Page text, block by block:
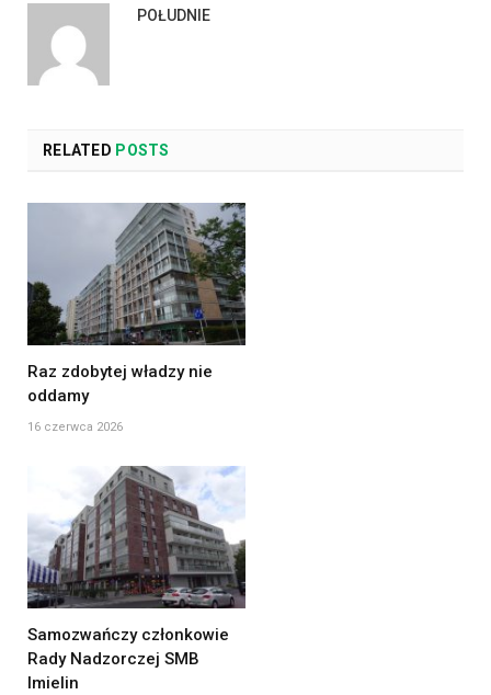
POŁUDNIE
RELATED POSTS
Raz zdobytej władzy nie
oddamy
16 czerwca 2026
Samozwańczy członkowie
Rady Nadzorczej SMB
Imielin